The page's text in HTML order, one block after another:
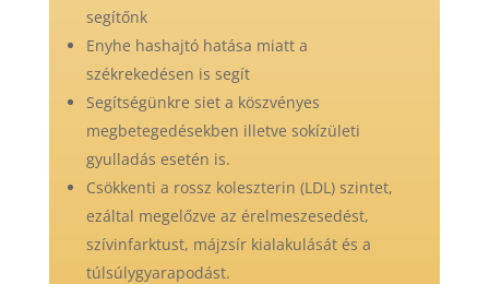
segítőnk
Enyhe hashajtó hatása miatt a
székrekedésen is segít
Segítségünkre siet a köszvényes
megbetegedésekben illetve sokízületi
gyulladás esetén is.
Csökkenti a rossz koleszterin (LDL) szintet,
ezáltal megelőzve az érelmeszesedést,
szívinfarktust, májzsír kialakulását és a
túlsúlygyarapodást.